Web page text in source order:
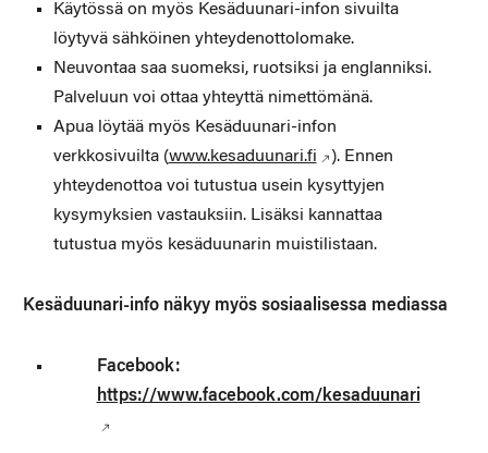
Käytössä on myös Kesäduunari-infon sivuilta
löytyvä sähköinen yhteydenottolomake.
Neuvontaa saa suomeksi, ruotsiksi ja englanniksi.
Palveluun voi ottaa yhteyttä nimettömänä.
Apua löytää myös Kesäduunari-infon
verkkosivuilta (www.kesaduunari.fi
). Ennen
yhteydenottoa voi tutustua usein kysyttyjen
kysymyksien vastauksiin. Lisäksi kannattaa
tutustua myös kesäduunarin muistilistaan.
Kesäduunari-info näkyy myös sosiaalisessa mediassa
Facebook:
https://www.facebook.com/kesaduunari